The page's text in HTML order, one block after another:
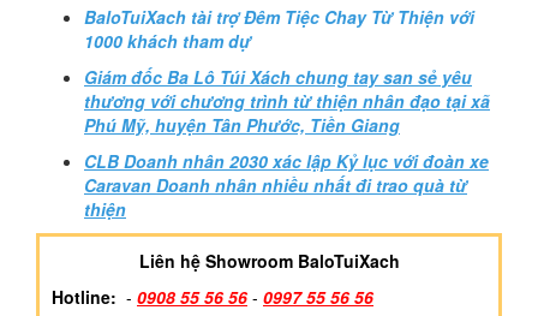
BaloTuiXach tài trợ Đêm Tiệc Chay Từ Thiện với
1000 khách tham dự
Giám đốc Ba Lô Túi Xách chung tay san sẻ yêu
thương với chương trình từ thiện nhân đạo tại xã
Phú Mỹ, huyện Tân Phước, Tiền Giang
CLB Doanh nhân 2030 xác lập Kỷ lục với đoàn xe
Caravan Doanh nhân nhiều nhất đi trao quà từ
thiện
Liên hệ Showroom BaloTuiXach
Hotline: - 0908 55 56 56 - 0997 55 56 56